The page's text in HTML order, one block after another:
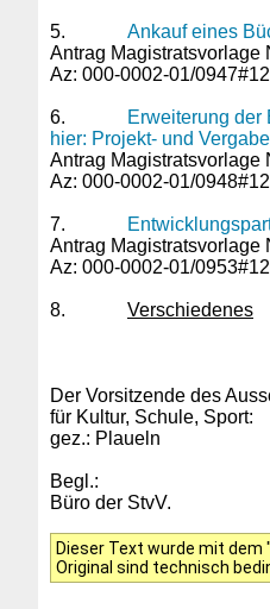
5.
Ankauf eines
Antrag Magistratsvorlage
Az: 000-0002-01/
6.
Erweiterung der
hier: Projekt- und
Antrag Magistratsvorlage
Az: 000-0002-01/
7.
Antrag Magistratsvorlage
Az: 000-0002-01/
8. Verschiedenes
Der Vorsitzende des
für Kultur, Schule, Sport:
gez.: Plaueln
Begl.:
Büro der StvV.
Dieser Text wurde mit
Original sind technisch